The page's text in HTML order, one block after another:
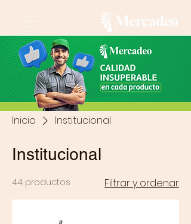
Inicio Institucional
Institucional
44 productos Filtrar y ordenar